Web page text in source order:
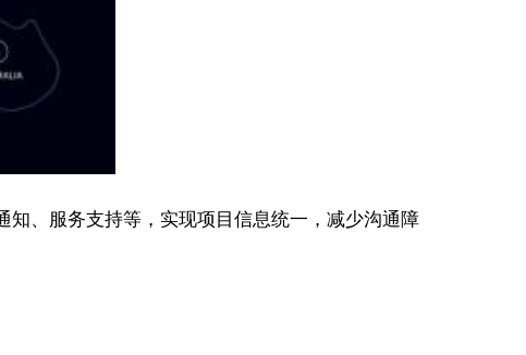
、服务支持等，实现项目信息统一，减少沟通障